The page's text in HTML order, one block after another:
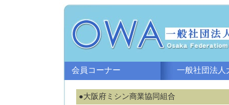
会員コーナー 一般社団法人
●大阪府ミシン商業協同組合